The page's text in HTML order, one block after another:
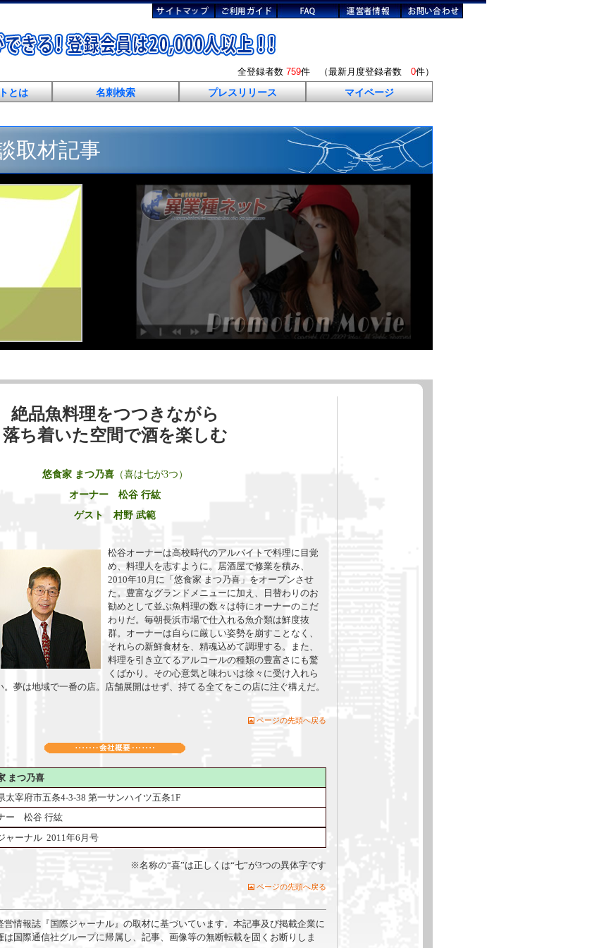
全登録者数 759件 （最新月度登録者数 0件）
とは 名刺検索 プレスリリース マイページ
取材記事
絶品魚料理をつつきながら
落ち着いた空間で酒を楽しむ
悠食家 まつ乃喜（喜は七が3つ）
オーナー 松谷 行紘
ゲスト 村野 武範
松谷オーナーは高校時代のアルバイトで料理に目覚
め、料理人を志すように。居酒屋で修業を積み、
2010年10月に「悠食家 まつ乃喜」をオープンさせ
た。豊富なグランドメニューに加え、日替わりのお
勧めとして並ぶ魚料理の数々は特にオーナーのこだ
わりだ。毎朝長浜市場で仕入れる魚介類は鮮度抜
群。オーナーは自らに厳しい姿勢を崩すことなく、
それらの新鮮食材を、精魂込めて調理する。また、
料理を引き立てるアルコールの種類の豊富さにも驚
くばかり。その心意気と味わいは徐々に受け入れら
夢は地域で一番の店。店舗展開はせず、持てる全てをこの店に注ぐ構えだ。
ページの先頭へ戻る
まつ乃喜
太宰府市五条4-3-38 第一サンハイツ五条1F
ー 松谷 行紘
ャーナル 2011年6月号
※名称の“喜”は正しくは“七”が3つの異体字です
ページの先頭へ戻る
営情報誌『国際ジャーナル』の取材に基づいています。本記事及び掲載企業に
は国際通信社グループに帰属し、記事、画像等の無断転載を固くお断りしま